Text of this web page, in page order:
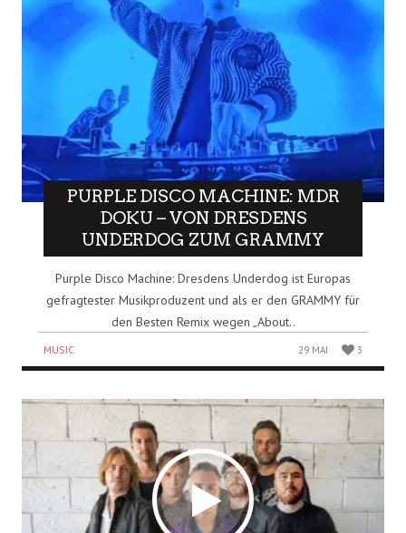
PURPLE DISCO MACHINE: MDR
DOKU – VON DRESDENS
UNDERDOG ZUM GRAMMY
Purple Disco Machine: Dresdens Underdog ist Europas
gefragtester Musikproduzent und als er den GRAMMY für
den Besten Remix wegen „About..
MUSIC 29 MAI 3